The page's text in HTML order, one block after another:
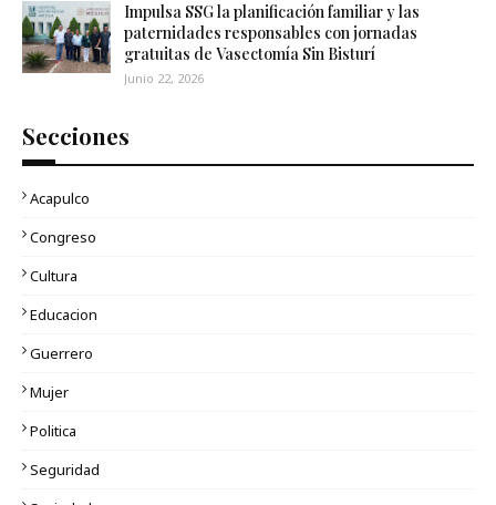
Impulsa SSG la planificación familiar y las
paternidades responsables con jornadas
gratuitas de Vasectomía Sin Bisturí
Junio 22, 2026
Secciones
Acapulco
Congreso
Cultura
Educacion
Guerrero
Mujer
Politica
Seguridad